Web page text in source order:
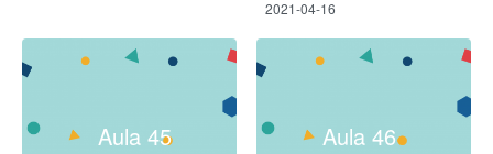
2021-04-16
Aula 45 Aula 46